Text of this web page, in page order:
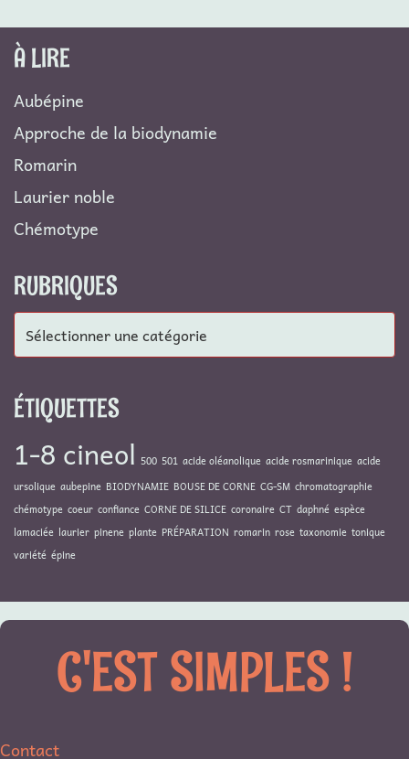
produit
À LIRE
Aubépine
Approche de la biodynamie
Romarin
Laurier noble
Chémotype
RUBRIQUES
Rubriques
ÉTIQUETTES
1-8 cineol 500 501 acide oléanolique acide rosmarinique acide
ursolique aubepine BIODYNAMIE BOUSE DE CORNE CG-SM chromatographie
chémotype coeur confiance CORNE DE SILICE coronaire CT daphné espèce
lamaciée laurier pinene plante PRÉPARATION romarin rose taxonomie tonique
variété épine
C'EST SIMPLES !
Contact